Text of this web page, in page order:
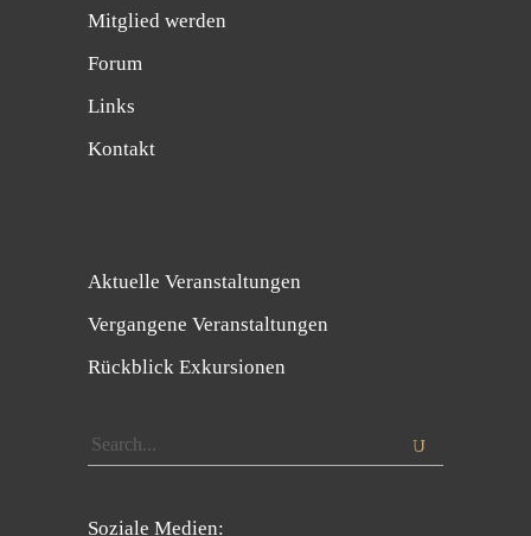
Mitglied werden
Forum
Links
Kontakt
Aktuelle Veranstaltungen
Vergangene Veranstaltungen
Rückblick Exkursionen
Search
for:
Soziale Medien: